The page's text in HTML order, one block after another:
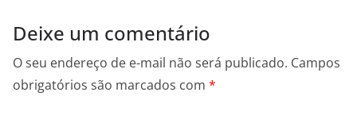
Deixe um comentário
O seu endereço de e-mail não será publicado. Campos
obrigatórios são marcados com *